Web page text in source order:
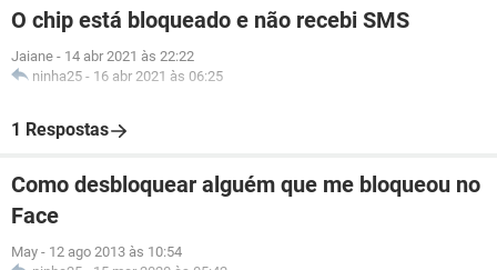
O chip está bloqueado e não recebi SMS
Jaiane - 14 abr 2021 às 22:22
ninha25 - 16 abr 2021 às 06:25
1 Respostas
Como desbloquear alguém que me bloqueou no
Face
May - 12 ago 2013 às 10:54